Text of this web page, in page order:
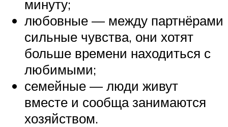
минуту;
любовные — между партнёрами
сильные чувства, они хотят
больше времени находиться с
любимыми;
семейные — люди живут
вместе и сообща занимаются
хозяйством.